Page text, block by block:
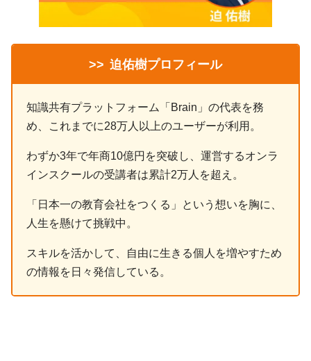
>> 迫佑樹プロフィール
知識共有プラットフォーム「Brain」の代表を務
め、これまでに28万人以上のユーザーが利用。
わずか3年で年商10億円を突破し、運営するオンラ
インスクールの受講者は累計2万人を超え。
「日本一の教育会社をつくる」という想いを胸に、
人生を懸けて挑戦中。
スキルを活かして、自由に生きる個人を増やすため
の情報を日々発信している。